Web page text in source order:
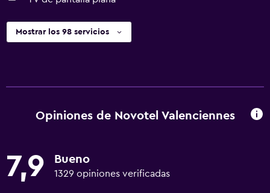
Mostrar los 98 servicios
Opiniones de Novotel Valenciennes
7,9 Bueno
1329 opiniones verificadas